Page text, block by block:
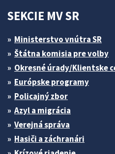
SEKCIE MV SR
Ministerstvo vnútra SR
Štátna komisia pre volby
Okresné úrady/Klientske
Európske programy
Policajný zbor
Azyl a migrácia
Verejná správa
Hasiči a záchranári